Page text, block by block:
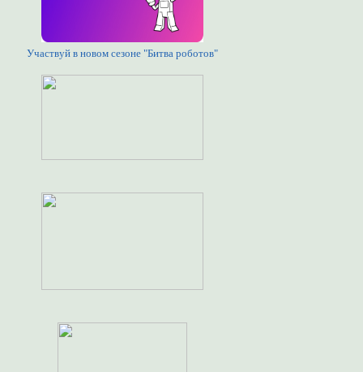
Участвуй в новом сезоне "Битва роботов"